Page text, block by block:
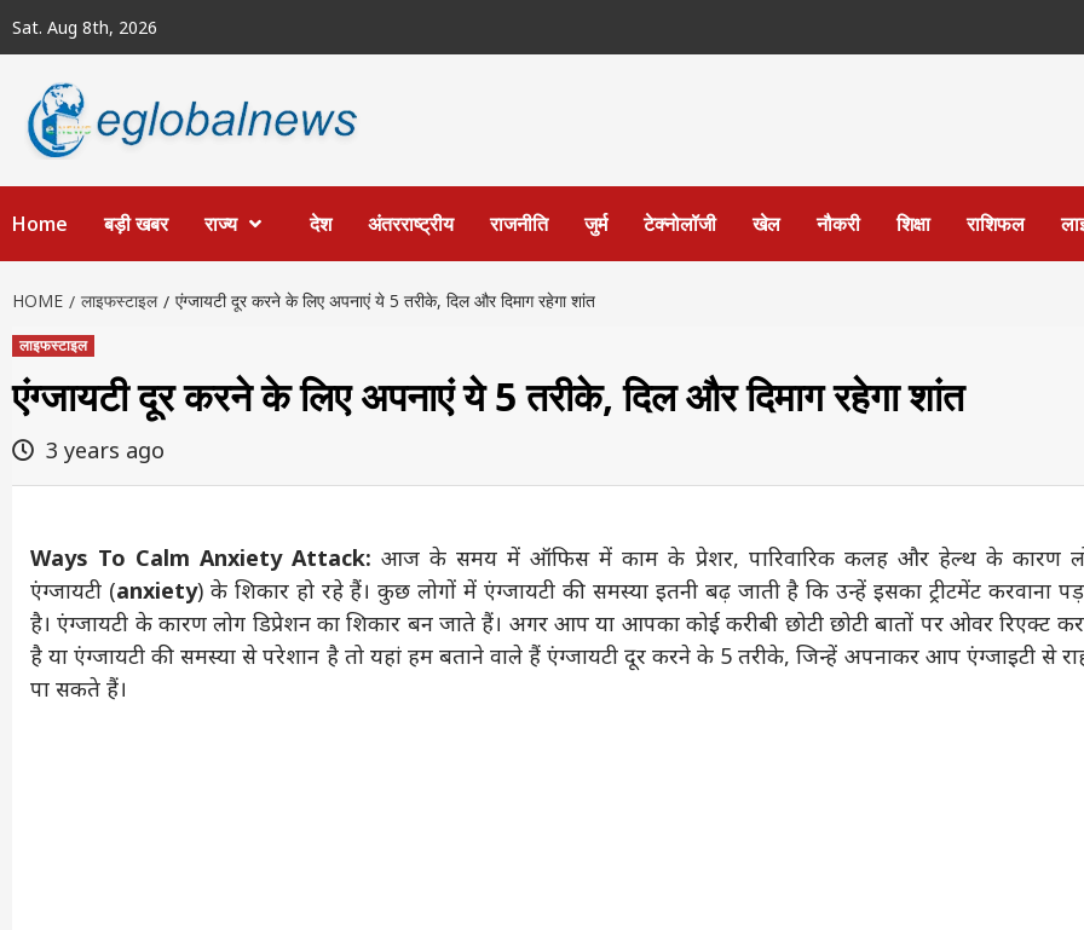
to
Sat. Aug 8th, 2026
Home बड़ी खबर राज्य देश अंतरराष्ट्रीय राजनीति जुर्म टेक्नोलॉजी खेल नौकरी शिक्षा राशिफल
HOME लाइफस्टाइल एंग्जायटी दूर करने के लिए अपनाएं ये 5 तरीके, दिल और दिमाग रहेगा शांत
लाइफस्टाइल
एंग्जायटी दूर करने के लिए अपनाएं ये 5 तरीके, दिल और दिमाग रहेगा शांत
3 years ago
Ways To Calm Anxiety Attack:आज के समय में ऑफिस में काम के प्रेशर, पारिवारिक कलह और हेल्थ के कारण
एंग्जायटी (anxiety) के शिकार हो रहे हैं। कुछ लोगों में एंग्जायटी की समस्या इतनी बढ़ जाती है कि उन्हें इसका ट्रीटमेंट करवाना
है। एंग्जायटी के कारण लोग डिप्रेशन का शिकार बन जाते हैं। अगर आप या आपका कोई करीबी छोटी छोटी बातों पर ओवर रिएक्ट
है या एंग्जायटी की समस्या से परेशान है तो यहां हम बताने वाले हैं एंग्जायटी दूर करने के 5 तरीके, जिन्हें अपनाकर आप एंग्जाइटी से
पा सकते हैं।